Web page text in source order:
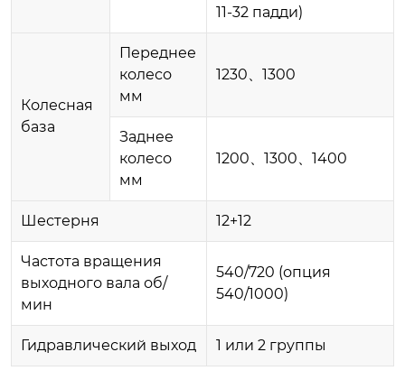
11-32 падди)
Колесная
база
Переднее
колесо
мм
1230、1300
Заднее
колесо
мм
1200、1300、1400
Шестерня 12+12
Частота вращения
выходного вала об/
мин
540/720 (опция
540/1000)
Гидравлический выход 1 или 2 группы